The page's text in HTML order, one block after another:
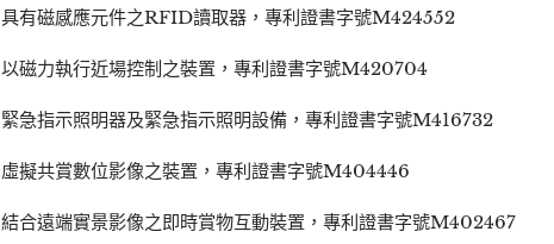
具有磁感應元件之RFID讀取器，專利證書字號M424552
以磁力執行近場控制之裝置，專利證書字號M420704
緊急指示照明器及緊急指示照明設備，專利證書字號M416732
虛擬共賞數位影像之裝置，專利證書字號M404446
結合遠端實景影像之即時賞物互動裝置，專利證書字號M402467